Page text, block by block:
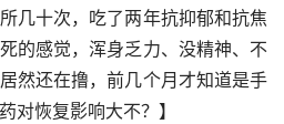
几十次，吃了两年抗抑郁和抗焦
的感觉，浑身乏力、没精神、不
然还在撸，前几个月才知道是手
对恢复影响大不？】